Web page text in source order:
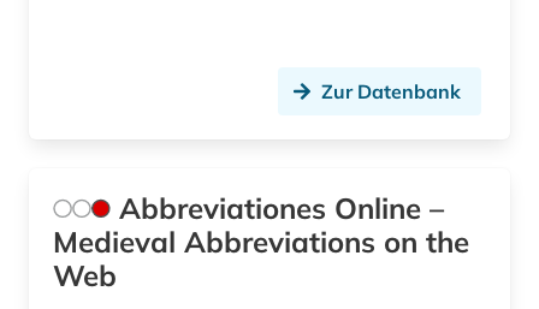
finanzwissenschaft (1)
fluch (1)
Zur Datenbank
Abbreviationes Online –
Medieval Abbreviations on the
Web